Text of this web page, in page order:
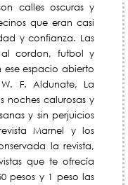
calles oscuras y
que eran casi
y confianza. Las
cordon, futbol y
espacio abierto
F. Aldunate, La
noches calurosas y
y sin perjuicios
Marnel y los
la revista,
que te ofrecía
pesos y 1 peso las